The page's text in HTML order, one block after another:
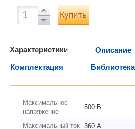
Купить
Характеристики
Описание
Комплектация
Библиотека
Максимальное
напряжение
500 В
Максимальный ток 360 А